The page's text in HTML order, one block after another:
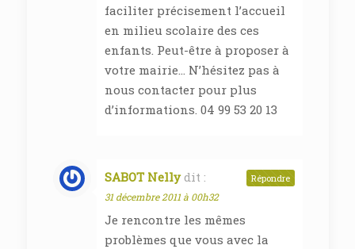
faciliter précisement l’accueil
en milieu scolaire des ces
enfants. Peut-être à proposer à
votre mairie… N’hésitez pas à
nous contacter pour plus
d’informations. 04 99 53 20 13
SABOT Nelly dit :
31 décembre 2011 à 00h32
Je rencontre les mêmes
problèmes que vous avec la
Répondre